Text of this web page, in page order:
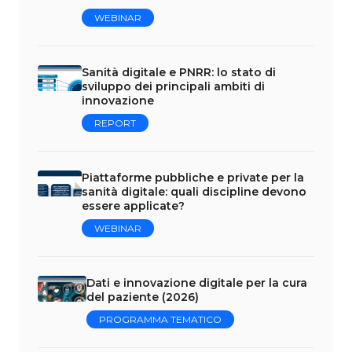
WEBINAR
Sanità digitale e PNRR: lo stato di
sviluppo dei principali ambiti di
innovazione
REPORT
Piattaforme pubbliche e private per la
sanità digitale: quali discipline devono
essere applicate?
WEBINAR
Dati e innovazione digitale per la cura
del paziente (2026)
PROGRAMMA TEMATICO